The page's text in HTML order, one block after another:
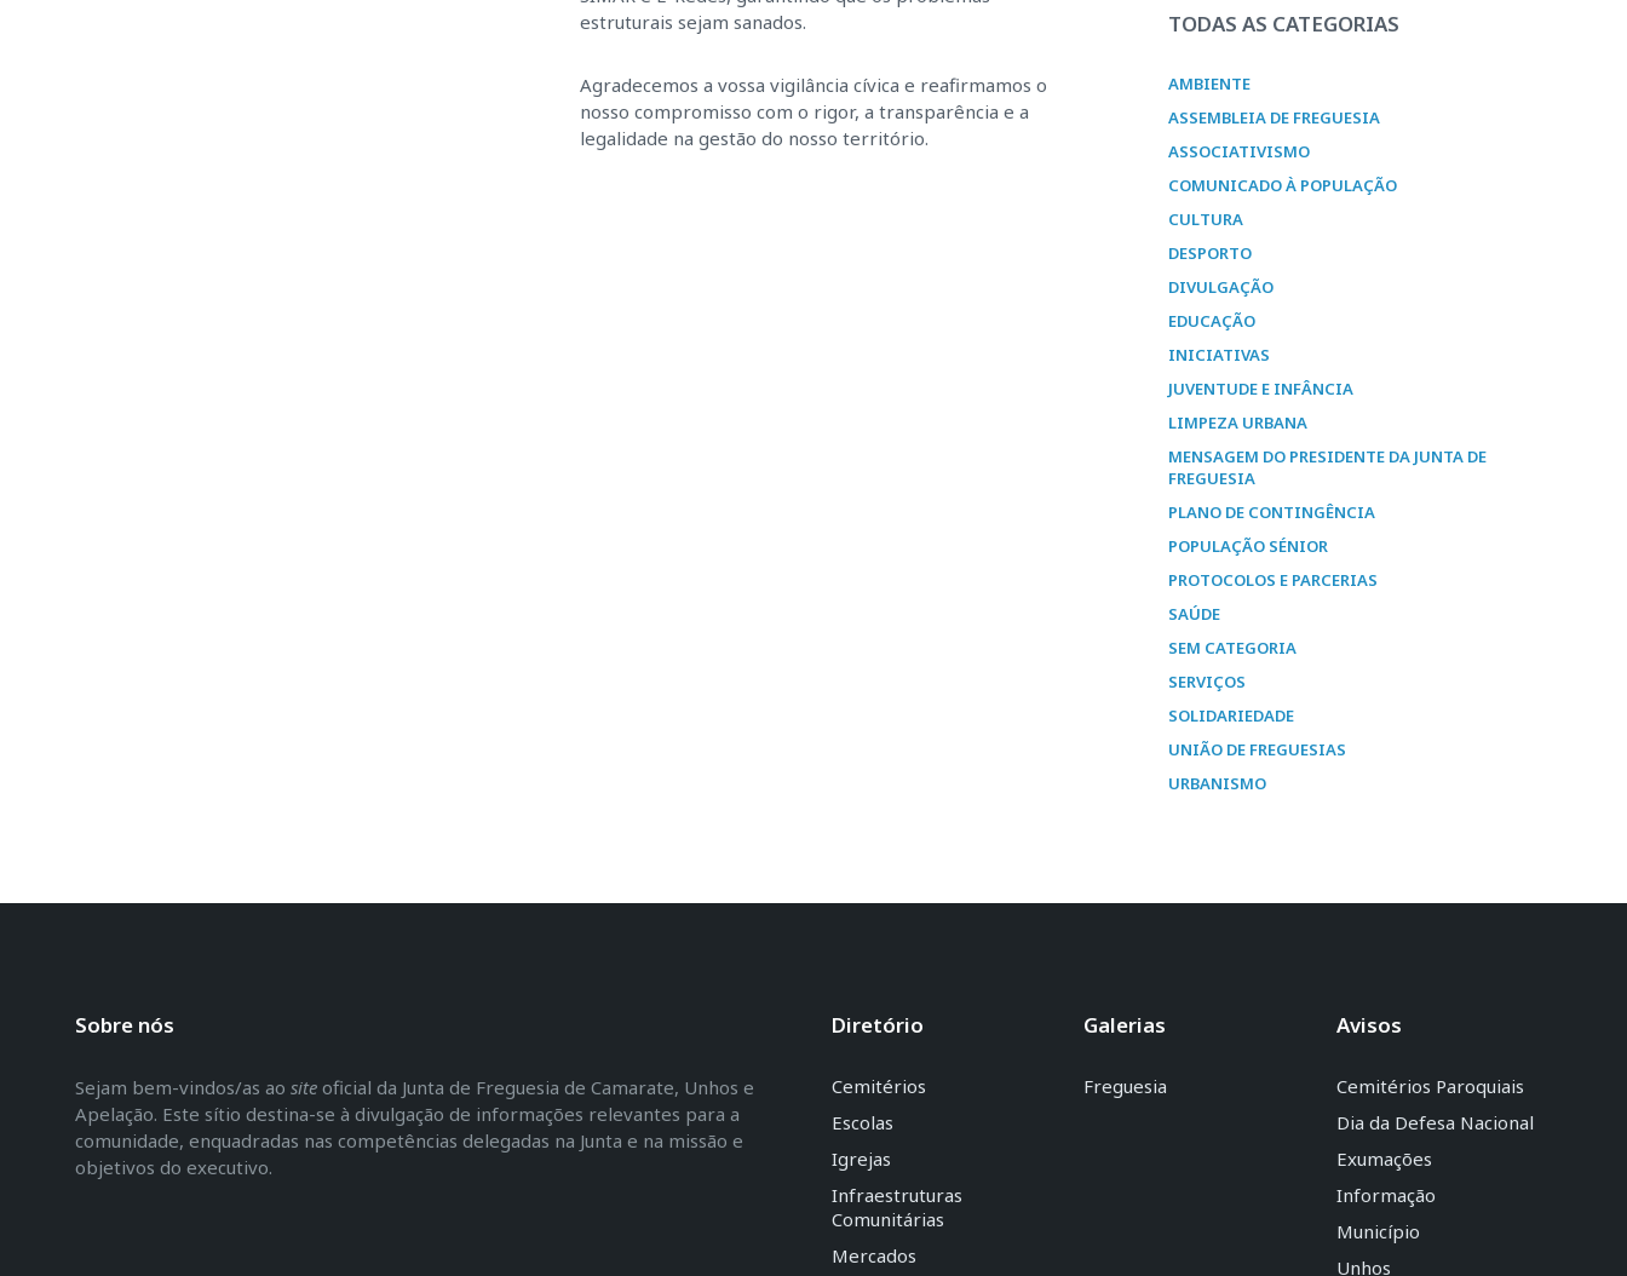
estruturais sejam sanados.
Agradecemos a vossa vigilância cívica e reafirmamos o
nosso compromisso com o rigor, a transparência e a
legalidade na gestão do nosso território.
TODAS AS CATEGORIAS
AMBIENTE
ASSEMBLEIA DE FREGUESIA
ASSOCIATIVISMO
COMUNICADO À POPULAÇÃO
CULTURA
DESPORTO
DIVULGAÇÃO
EDUCAÇÃO
INICIATIVAS
JUVENTUDE E INFÂNCIA
LIMPEZA URBANA
MENSAGEM DO PRESIDENTE DA JUNTA DE
FREGUESIA
PLANO DE CONTINGÊNCIA
POPULAÇÃO SÉNIOR
PROTOCOLOS E PARCERIAS
SAÚDE
SEM CATEGORIA
SERVIÇOS
SOLIDARIEDADE
UNIÃO DE FREGUESIAS
URBANISMO
Sobre nós
Sejam bem-vindos/as ao site oficial da Junta de Freguesia de Camarate, Unhos e
Apelação. Este sítio destina-se à divulgação de informações relevantes para a
comunidade, enquadradas nas competências delegadas na Junta e na missão e
objetivos do executivo.
Diretório
Cemitérios
Escolas
Igrejas
Infraestruturas
Comunitárias
Mercados
Galerias
Freguesia
Avisos
Cemitérios Paroquiais
Dia da Defesa Nacional
Exumações
Informação
Município
Unhos